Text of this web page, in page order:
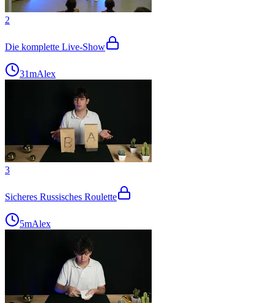
2
Die komplette Live-Show
31mAlex
3
Sicheres Russisches Roulette
5mAlex